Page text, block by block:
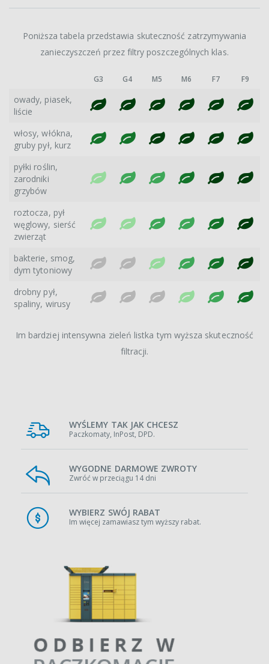
Poniższa tabela przedstawia skuteczność zatrzymywania
zanieczyszczeń przez filtry poszczególnych klas.
G3 G4 M5 M6 F7 F9
owady, piasek,
liście
włosy, włókna,
gruby pył, kurz
pyłki roślin,
zarodniki
grzybów
roztocza, pył
węglowy, sierść
zwierząt
bakterie, smog,
dym tytoniowy
drobny pył,
spaliny, wirusy
Im bardziej intensywna zieleń listka tym wyższa skuteczność
filtracji.
WYŚLEMY TAK JAK CHCESZ
Paczkomaty, InPost, DPD.
WYGODNE DARMOWE ZWROTY
Zwróć w przeciągu 14 dni
WYBIERZ SWÓJ RABAT
Im więcej zamawiasz tym wyższy rabat.